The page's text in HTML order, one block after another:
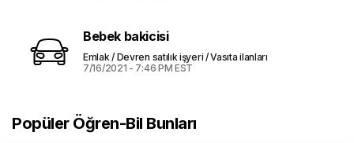
Bebek bakicisi
Emlak / Devren satılık işyeri / Vasıta ilanları
7/16/2021 - 7:46 PM EST
Popüler Öğren-Bil Bunları